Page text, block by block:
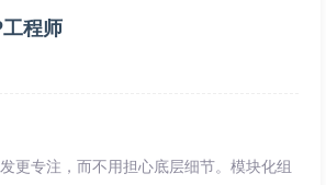
程师
更专注，而不用担心底层细节。模块化组